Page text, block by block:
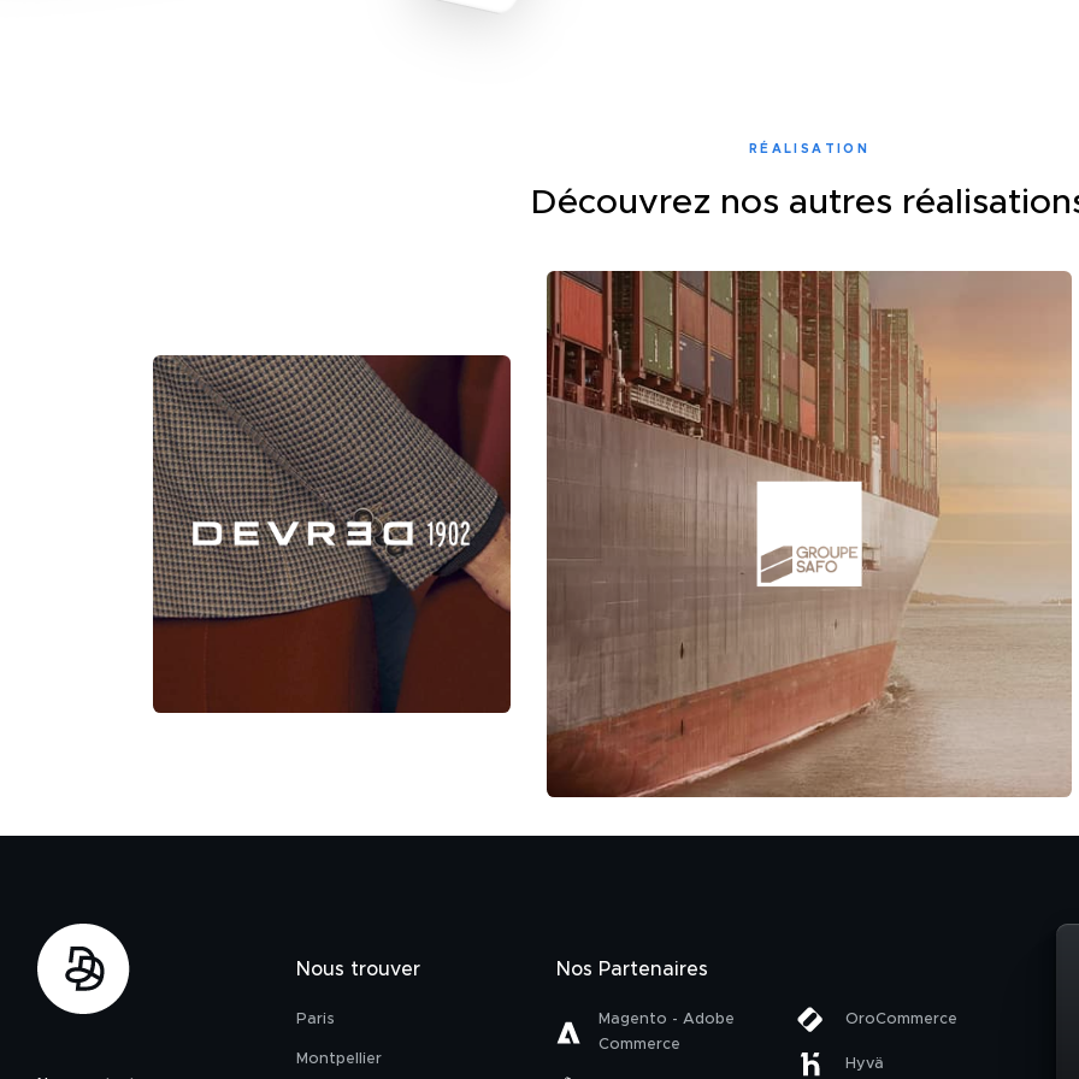
RÉALISATION
Découvrez nos autres
Nous trouver
Paris
Montpellier
Nos Partenaires
Magento - Adobe
Commerce
OroCommerce
Hyvä